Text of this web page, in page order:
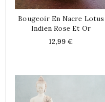
Bougeoir En Nacre Lotus
Indien Rose Et Or
Price
12,99 €